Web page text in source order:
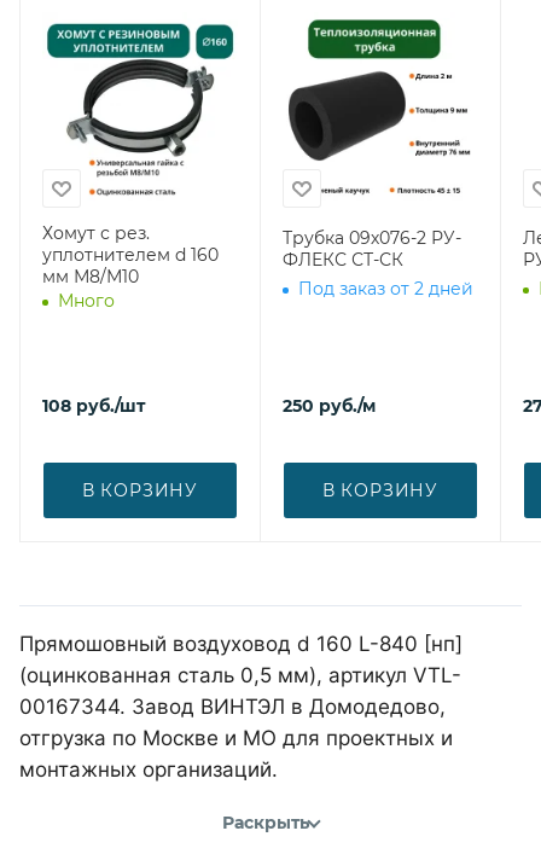
Хомут с рез.
уплотнителем d 160
мм М8/М10
Много
108 руб./шт
В КОРЗИНУ
Трубка 09х076-2 РУ-
ФЛЕКС СТ-СК
Под заказ от 2 дней
250 руб./м
В КОРЗИНУ
Прямошовный воздуховод d 160 L-840 [нп]
(оцинкованная сталь 0,5 мм), артикул VTL-
00167344. Завод ВИНТЭЛ в Домодедово,
отгрузка по Москве и МО для проектных и
монтажных организаций.
Раскрыть